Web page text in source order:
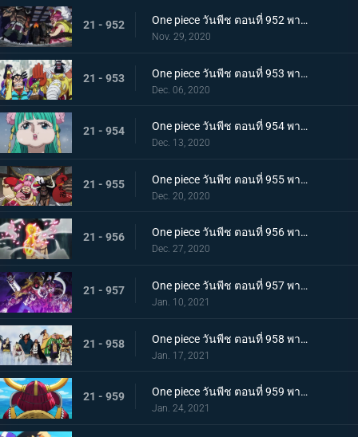
21 - 952 One piece วันพีช ตอนที่ 952 พากย์ไทย การเผชิญหน้าอย่างไม่คาดคิด! ของสี่จักรพรรดิทั้งสองคน
Nov. 29, 2020
21 - 953 One piece วันพีช ตอนที่ 953 พากย์ไทย คำสารภาพของฮิโยริ! พานพบอีกครั้งที่สะพานโออิฮิงิ
Dec. 06, 2020
21 - 954 One piece วันพีช ตอนที่ 954 พากย์ไทย ชื่อของมันคือเอ็นมะ! สุดยอดดาบของโอเด้ง!
Dec. 13, 2020
21 - 955 One piece วันพีช ตอนที่ 955 พากย์ไทย พันธมิตรใหม่? รวมพลกองกำลังไคโด!
Dec. 20, 2020
21 - 956 One piece วันพีช ตอนที่ 956 พากย์ไทย การต่อสู้ครั้งใหญ่! กลุ่มหมวกฟางเข้าโหมดต่อสู้!
Dec. 27, 2020
21 - 957 One piece วันพีช ตอนที่ 957 พากย์ไทย ข่าวใหญ่! เหตุการณ์ที่ส่งผลต่อ 7 เทพโจรสลัด!
Jan. 10, 2021
21 - 958 One piece วันพีช ตอนที่ 958 พากย์ไทย ตำนานการต่อสู้! การ์ปและโรเจอร์
Jan. 17, 2021
21 - 959 One piece วันพีช ตอนที่ 959 พากย์ไทย ท่าเรือที่นัดพบ! วะโนะคุนิองก์ 3 เริ่มแล้ว!
Jan. 24, 2021